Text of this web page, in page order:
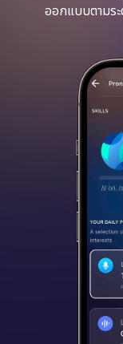
ออกแบบตามร